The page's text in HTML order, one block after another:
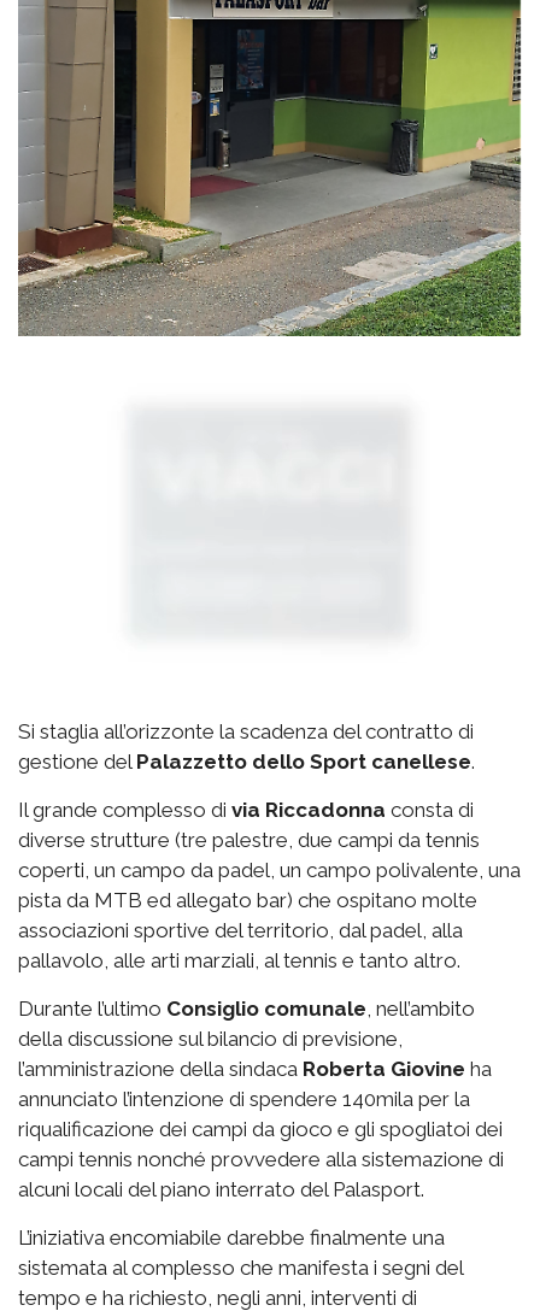
Si staglia all’orizzonte la scadenza del contratto di
gestione del Palazzetto dello Sport canellese.
Il grande complesso di via Riccadonna consta di
diverse strutture (tre palestre, due campi da tennis
coperti, un campo da padel, un campo polivalente, una
pista da MTB ed allegato bar) che ospitano molte
associazioni sportive del territorio, dal padel, alla
pallavolo, alle arti marziali, al tennis e tanto altro.
Durante l’ultimo Consiglio comunale , nell’ambito
della discussione sul bilancio di previsione,
l’amministrazione della sindaca Roberta Giovine ha
annunciato l’intenzione di spendere 140mila per la
riqualificazione dei campi da gioco e gli spogliatoi dei
campi tennis nonché provvedere alla sistemazione di
alcuni locali del piano interrato del Palasport.
L’iniziativa encomiabile darebbe finalmente una
sistemata al complesso che manifesta i segni del
tempo e ha richiesto, negli anni, interventi di